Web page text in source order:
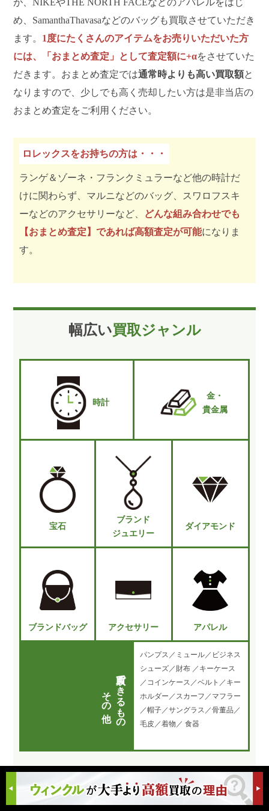
め、SamanthaThavasaなどのバッグも買取させていただき
ます。 1度にたくさんのアイテムをお売りいただいた方
には、「おまとめ査定」として査定額に+αをさせていた
だきます。おまとめ査定では通常時よりも高い買取額と
なりますので、少しでも高く売却したい方は是非当店の
おまとめ査定をご利用ください。
ロレックスをお持ちの方は・・・
ランゲ＆ゾーネ・フランクミュラーなど他の時計だ
けに関わらず、マルニなどのバッグ、スワロフスキ
ーなどのアクセサリーなど、 どんな組み合わせでも
【おまとめ査定】であれば高額査定が可能になりま
す。
幅広い買取ジャンル
時計
金・
貴金属
宝石
ブランド
ジュエリー
ダイアモンド
ブランドバッグ アクセサリー アパレル
買取できるもの
その他
パンプス／ミュール／ビジネス
シューズ／財布 ／キーケース
／コインケース／ベルト／キー
ホルダー／スカーフ／マフラー
／帽子／サングラス／骨董品／
毛皮／着物／ 食器
こんな状 態でも